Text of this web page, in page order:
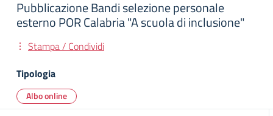
Pubblicazione Bandi selezione personale
esterno POR Calabria "A scuola di inclusione"
Stampa / Condividi
Tipologia
Albo online